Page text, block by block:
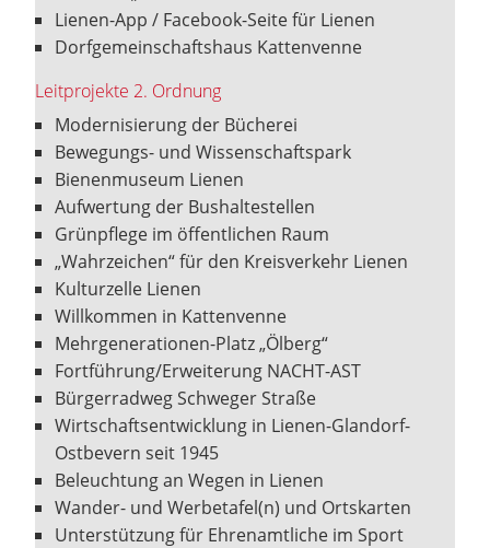
Lienen-App / Facebook-Seite für Lienen
Dorfgemeinschaftshaus Kattenvenne
Leitprojekte 2. Ordnung
Modernisierung der Bücherei
Bewegungs- und Wissenschaftspark
Bienenmuseum Lienen
Aufwertung der Bushaltestellen
Grünpflege im öffentlichen Raum
„Wahrzeichen“ für den Kreisverkehr Lienen
Kulturzelle Lienen
Willkommen in Kattenvenne
Mehrgenerationen-Platz „Ölberg“
Fortführung/Erweiterung NACHT-AST
Bürgerradweg Schweger Straße
Wirtschaftsentwicklung in Lienen-Glandorf-
Ostbevern seit 1945
Beleuchtung an Wegen in Lienen
Wander- und Werbetafel(n) und Ortskarten
Unterstützung für Ehrenamtliche im Sport